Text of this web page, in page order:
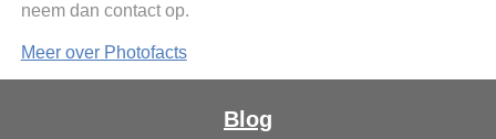
neem dan contact op.
Meer over Photofacts
Blog